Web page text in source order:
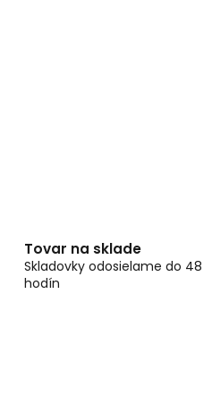
Tovar na sklade
Skladovky odosielame do 48
hodín